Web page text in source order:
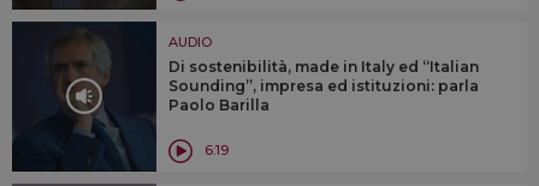
AUDIO
Di sostenibilità, made in Italy ed “Italian
Sounding”, impresa ed istituzioni: parla
Paolo Barilla
6:19